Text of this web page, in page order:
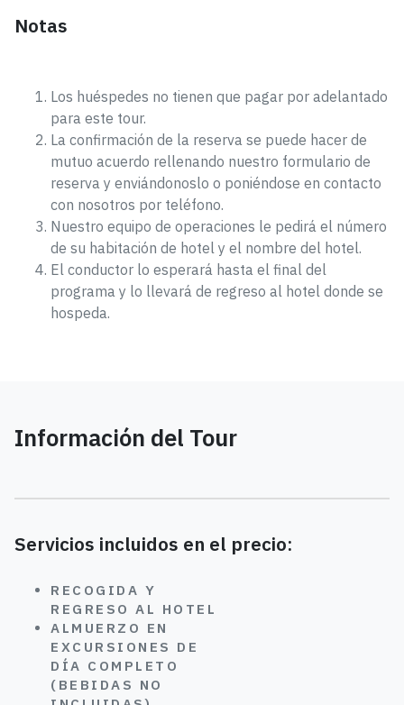
Notas
Los huéspedes no tienen que pagar por adelantado
para este tour.
La confirmación de la reserva se puede hacer de
mutuo acuerdo rellenando nuestro formulario de
reserva y enviándonoslo o poniéndose en contacto
con nosotros por teléfono.
Nuestro equipo de operaciones le pedirá el número
de su habitación de hotel y el nombre del hotel.
El conductor lo esperará hasta el final del
programa y lo llevará de regreso al hotel donde se
hospeda.
Información del Tour
Servicios incluidos en el precio:
RECOGIDA Y
REGRESO AL HOTEL
ALMUERZO EN
EXCURSIONES DE
DÍA COMPLETO
(BEBIDAS NO